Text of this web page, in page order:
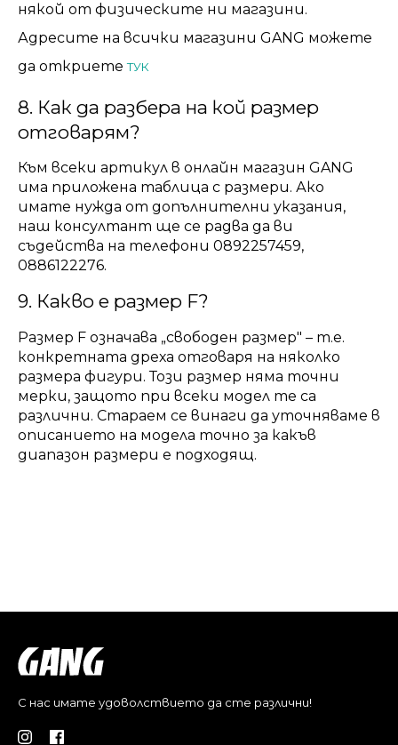
някой от физическите ни магазини.
Адресите на всички магазини GANG можете
да откриетеТУК
8. Как да разбера на кой размер
отговарям?
Към всеки артикул в онлайн магазин GANG
има приложена таблица с размери. Ако
имате нужда от допълнителни указания,
наш консултант ще се радва да ви
съдейства на телефони 0892257459,
0886122276.
9. Какво е размер F?
Размер F означава „свободен размер" – т.е.
конкретната дреха отговаря на няколко
размера фигури. Този размер няма точни
мерки, защото при всеки модел те са
различни. Стараем се винаги да уточняваме в
описанието на модела точно за какъв
диапазон размери е подходящ.
С нас имате удоволствието да сте различни!